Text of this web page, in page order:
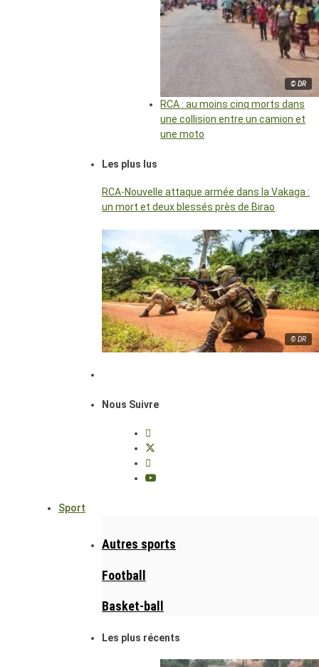
© DR
RCA : au moins cinq morts dans
une collision entre un camion et
une moto
Les plus lus
RCA-Nouvelle attaque armée dans la Vakaga :
un mort et deux blessés près de Birao
© DR
Nous Suivre
Sport
Autres sports
Football
Basket-ball
Les plus récents